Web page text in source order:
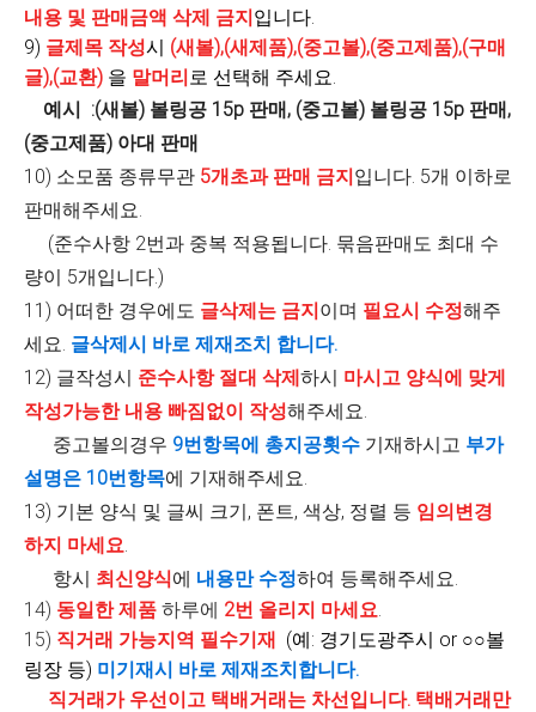
내용 및 판매금액 삭제 금지입니다.
9) 글제목 작성시 (새볼),(새제품),(중고볼),(중고제품),(구매
글),(교환) 을 말머리로 선택해 주세요.
예시 :(새볼) 볼링공 15p 판매, (중고볼) 볼링공 15p 판매,
(중고제품) 아대 판매
10) 소모품 종류무관 5개초과 판매 금지입니다. 5개 이하로
판매해주세요.
(준수사항 2번과 중복 적용됩니다. 묶음판매도 최대 수
량이 5개입니다.)
11) 어떠한 경우에도 글삭제는 금지이며 필요시 수정해주
세요. 글삭제시 바로 제재조치 합니다.
12) 글작성시 준수사항 절대 삭제하시 마시고 양식에 맞게
작성가능한 내용 빠짐없이 작성해주세요.
중고볼의경우 9번항목에 총지공횟수 기재하시고 부가
설명은 10번항목에 기재해주세요.
13) 기본 양식 및 글씨 크기, 폰트, 색상, 정렬 등 임의변경
하지 마세요.
항시 최신양식에 내용만 수정하여 등록해주세요.
14) 동일한 제품 하루에 2번 올리지 마세요.
15) 직거래 가능지역 필수기재 (예: 경기도광주시 or ○○볼
링장 등) 미기재시 바로 제재조치합니다.
직거래가 우선이고 택배거래는 차선입니다. 택배거래만